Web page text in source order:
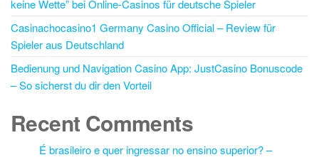
keine Wette” bei Online-Casinos für deutsche Spieler
Casinachocasino1 Germany Casino Official – Review für
Spieler aus Deutschland
Bedienung und Navigation Casino App: JustCasino Bonuscode
– So sicherst du dir den Vorteil
Recent Comments
É brasileiro e quer ingressar no ensino superior? –